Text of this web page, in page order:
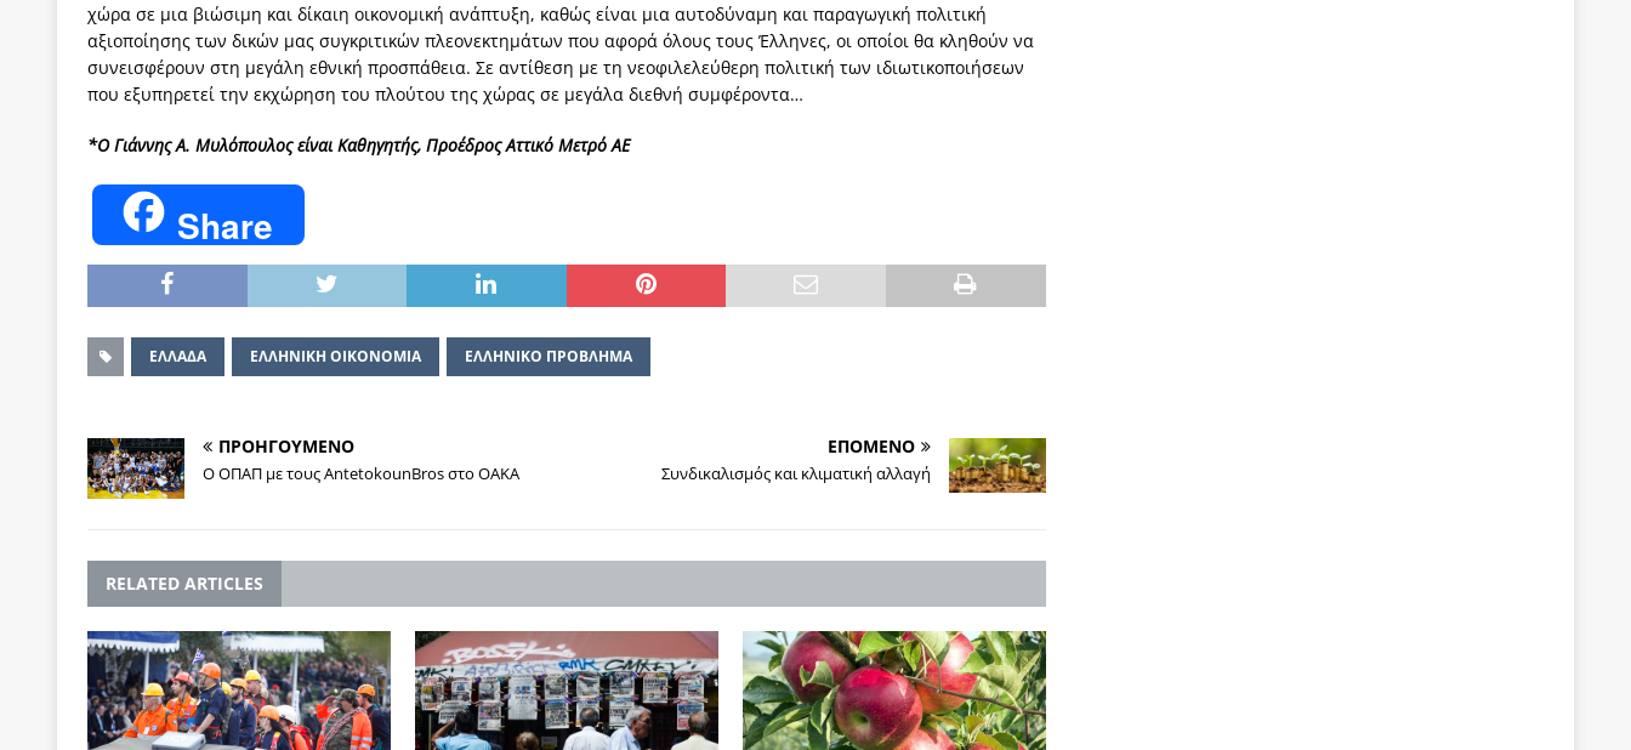
χώρα σε μια βιώσιμη και δίκαιη οικονομική ανάπτυξη, καθώς είναι μια αυτοδύναμη και παραγωγική πολιτική
αξιοποίησης των δικών μας συγκριτικών πλεονεκτημάτων που αφορά όλους τους Έλληνες, οι οποίοι θα κληθούν να
συνεισφέρουν στη μεγάλη εθνική προσπάθεια. Σε αντίθεση με τη νεοφιλελεύθερη πολιτική των ιδιωτικοποιήσεων
που εξυπηρετεί την εκχώρηση του πλούτου της χώρας σε μεγάλα διεθνή συμφέροντα…
*Ο Γιάννης Α. Μυλόπουλος είναι Καθηγητής, Προέδρος Αττικό Μετρό ΑΕ
Share
ΕΛΛΑΔΑ ΕΛΛΗΝΙΚΗ ΟΙΚΟΝΟΜΙΑ ΕΛΛΗΝΙΚΟ ΠΡΟΒΛΗΜΑ
ΠΡΟΗΓΟΥΜΕΝΟ
Ο ΟΠΑΠ με τους AntetokounBros στο ΟΑΚΑ
ΕΠΟΜΕΝΟ
Συνδικαλισμός και κλιματική αλλαγή
RELATED ARTICLES